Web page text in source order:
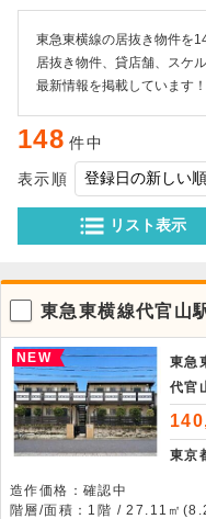
東急東横線の居抜き物件を
居抜き物件、貸店舗、スケ
最新情報を掲載しています！
148 件中
リスト表示
表示順
東急東横線代官山
舗・事務所物件。
NEW
東急
代官
東京
造作価格：確認中
階層/面積：1階 / 27.11㎡